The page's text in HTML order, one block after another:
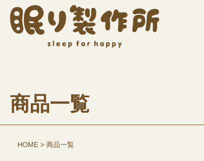
商品一覧
HOME 商品一覧